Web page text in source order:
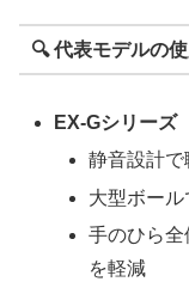
🔍 代表モデルの使
EX-Gシリーズ
静音設計
大型ボー
手のひら
を軽減